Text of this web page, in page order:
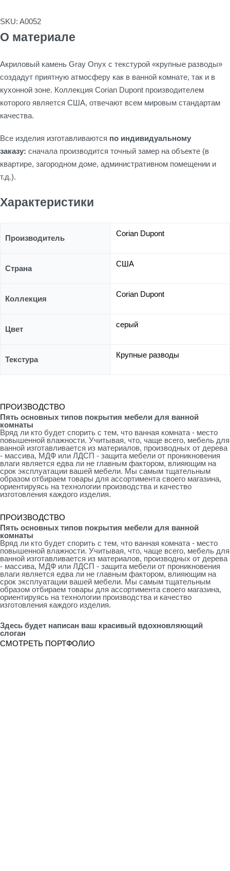
SKU: A0052
О материале
Акриловый камень Gray Onyx с текстурой «крупные разводы»
создадут приятную атмосферу как в ванной комнате, так и в
кухонной зоне. Коллекция Corian Dupont производителем
которого является США, отвечают всем мировым стандартам
качества.
Все изделия изготавливаются по индивидуальному
заказу: сначала производится точный замер на объекте (в
квартире, загородном доме, административном помещении и
т.д.).
Характеристики
Производитель
Corian Dupont
Страна
США
Коллекция
Corian Dupont
Цвет
серый
Текстура
Крупные разводы
ПРОИЗВОДСТВО
Пять основных типов покрытия мебели для ванной
комнаты
Вряд ли кто будет спорить с тем, что ванная комната - место
повышенной влажности. Учитывая, что, чаще всего, мебель для
ванной изготавливается из материалов, производных от дерева
- массива, МДФ или ЛДСП - защита мебели от проникновения
влаги является едва ли не главным фактором, влияющим на
срок эксплуатации вашей мебели. Мы самым тщательным
образом отбираем товары для ассортимента своего магазина,
ориентируясь на технологии производства и качество
изготовления каждого изделия.
ПРОИЗВОДСТВО
Пять основных типов покрытия мебели для ванной
комнаты
Вряд ли кто будет спорить с тем, что ванная комната - место
повышенной влажности. Учитывая, что, чаще всего, мебель для
ванной изготавливается из материалов, производных от дерева
- массива, МДФ или ЛДСП - защита мебели от проникновения
влаги является едва ли не главным фактором, влияющим на
срок эксплуатации вашей мебели. Мы самым тщательным
образом отбираем товары для ассортимента своего магазина,
ориентируясь на технологии производства и качество
изготовления каждого изделия.
Здесь будет написан ваш красивый вдохновляющий
слоган
СМОТРЕТЬ ПОРТФОЛИО